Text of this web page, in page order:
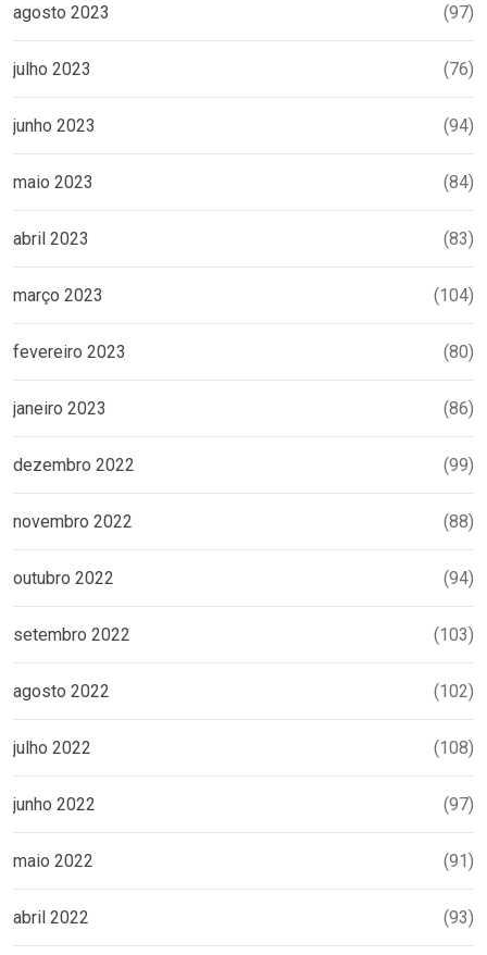
agosto 2023 (97)
julho 2023 (76)
junho 2023 (94)
maio 2023 (84)
abril 2023 (83)
março 2023 (104)
fevereiro 2023 (80)
janeiro 2023 (86)
dezembro 2022 (99)
novembro 2022 (88)
outubro 2022 (94)
setembro 2022 (103)
agosto 2022 (102)
julho 2022 (108)
junho 2022 (97)
maio 2022 (91)
abril 2022 (93)